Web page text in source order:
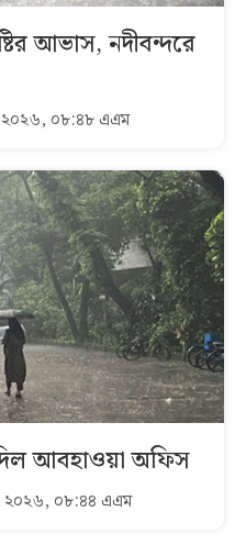
আভাস, নদীবন্দরে
০৮:৪৮ এএম
আবহাওয়া অফিস
০৮:৪৪ এএম